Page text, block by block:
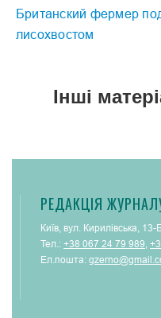
Британский фермер
лисохвостом
Інші
РЕДАКЦІЯ
Київ, вул. Кирилівська, 13-
Тел.: +38 067 24 79 989,
Ел.пошта: